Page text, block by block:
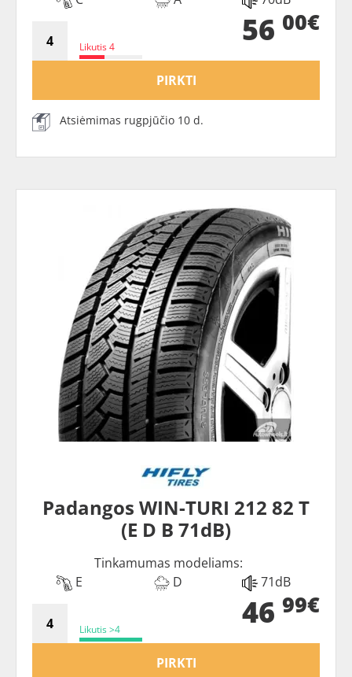
Likutis 4 56 00€
PIRKTI
Atsiėmimas rugpjūčio 10 d.
Padangos WIN-TURI 212 82 T
(E D B 71dB)
Tinkamumas modeliams:
E
D 71dB
Likutis >4 46 99€
PIRKTI